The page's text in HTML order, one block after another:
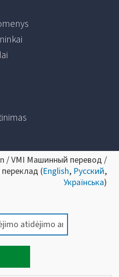
/ VMI Машинный перевод /
(English, Русский,
Українська)